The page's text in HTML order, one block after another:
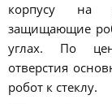
корпусу на
защищающие
углах. По
отверстия
робот к стеклу.